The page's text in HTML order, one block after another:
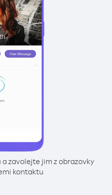
zavolejte jim z obrazovky
kontaktu